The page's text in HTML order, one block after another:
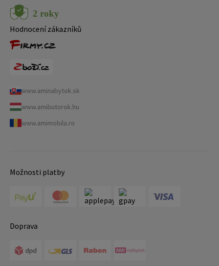
Hodnocení zákazníků
www.aminabytok.sk
www.amibutorok.hu
www.amimobila.ro
Možnosti platby
Doprava